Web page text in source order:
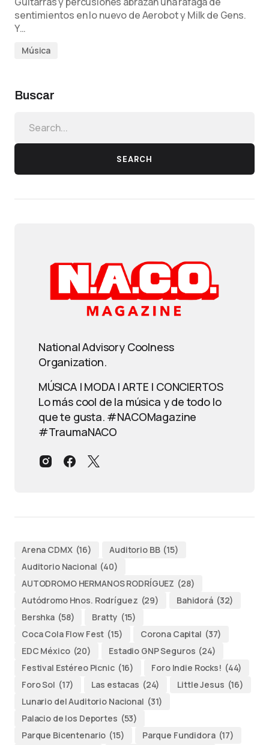
sentimientos en lo nuevo de Aerobot y Milk de Gens.
Y…
Música
Buscar
SEARCH
National Advisory Coolness
Organization.
MÚSICA | MODA | ARTE | CONCIERTOS
Lo más cool de la música y de todo lo
que te gusta. #NACOMagazine
#TraumaNACO
Arena CDMX (16) Auditorio BB (15)
Auditorio Nacional (40)
AUTODROMO HERMANOS RODRÍGUEZ (28)
Autódromo Hnos. Rodríguez (29) Bahidorá (32)
Bershka (58) Bratty (15)
Coca Cola Flow Fest (15) Corona Capital (37)
EDC México (20) Estadio GNP Seguros (24)
Festival Estéreo Picnic (16) Foro Indie Rocks! (44)
Foro Sol (17) Las estacas (24) Little Jesus (16)
Lunario del Auditorio Nacional (31)
Palacio de los Deportes (53)
Parque Bicentenario (15) Parque Fundidora (17)